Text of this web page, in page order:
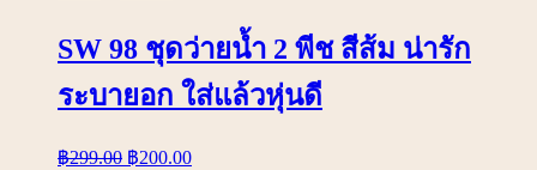
SW 98 ชุดว่ายน้ำ 2 พีช สีส้ม น่ารัก
ระบายอก ใส่แล้วหุ่นดี
฿299.00 ฿200.00